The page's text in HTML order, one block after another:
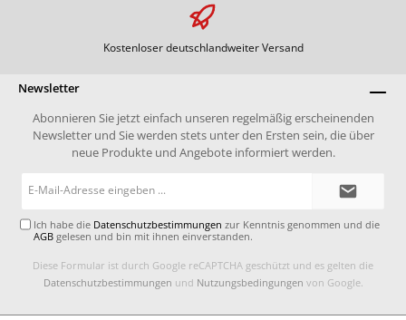
Kostenloser deutschlandweiter Versand
Newsletter
Abonnieren Sie jetzt einfach unseren regelmäßig erscheinenden
Newsletter und Sie werden stets unter den Ersten sein, die über
neue Produkte und Angebote informiert werden.
Ich habe die Datenschutzbestimmungen zur Kenntnis genommen und die
AGB gelesen und bin mit ihnen einverstanden.
Diese Formular ist durch Google reCAPTCHA geschützt und es gelten die
Datenschutzbestimmungen und Nutzungsbedingungen von Google.